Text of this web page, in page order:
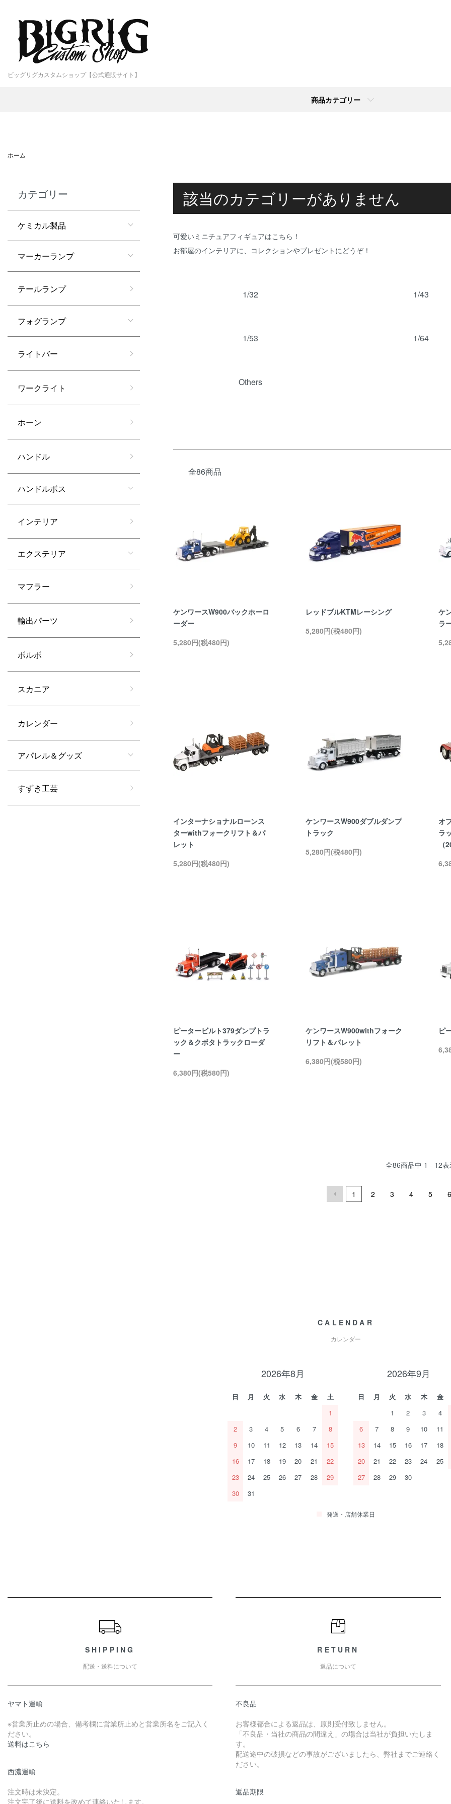
ビッグリグカスタムショップ【公式通販サイト】
商品カテゴリー
ホーム
該当のカテゴリーがありません
可愛いミニチュアフィギュアはこちら！
お部屋のインテリアに、コレクションやプレゼントにどうぞ！
1/32 1/43
1/53 1/64
Others
全86商品
ケンワースW900バックホーロ
ーダー
5,280円(税480円)
レッドブルKTMレーシング
5,280円(税480円)
ケ
ラ
インターナショナルローンス
ターwithフォークリフト＆パ
レット
5,280円(税480円)
ケンワースW900ダブルダンプ
トラック
5,280円(税480円)
オ
ラ
ピータービルト379ダンプトラ
ック＆クボタトラックローダ
ー
6,380円(税580円)
ケンワースW900withフォーク
リフト＆パレット
6,380円(税580円)
ピ
全86商品中 1 - 12
1 2 3 4 5 6
カテゴリー
ケミカル製品
マーカーランプ
テールランプ
フォグランプ
ライトバー
ワークライト
ホーン
ハンドル
ハンドルボス
インテリア
エクステリア
マフラー
輸出パーツ
ボルボ
スカニア
カレンダー
アパレル＆グッズ
すずき工芸
CALENDAR
カレンダー
2026年8月
日 月 火 水 木 金
土
1
2
3 4 5 6 7
8
9
10 11 12 13 14
15
16
17 18 19 20 21
22
23
24 25 26 27 28
29
30
31
2026年9月
日 月 火 水 木 金
1
2 3 4
6
7 8 9 10 11
13
14 15 16 17 18
20
21 22 23 24 25
27
28 29 30
発送・店舗休業日
SHIPPING
配送・送料について
ヤマト運輸
※営業所止めの場合、備考欄に営業所止めと営業所名をご記入く
ださい。
送料はこちら
西濃運輸
注文時は未決定。
注文完了後に送料を改めて連絡いたします。
RETURN
返品について
不良品
お客様都合による返品は、原則受付致しません。
「不良品・当社の商品の間違え」の場合は当社が負担いたしま
す。
配送途中の破損などの事故がございましたら、弊社までご連絡く
ださい。
返品期限